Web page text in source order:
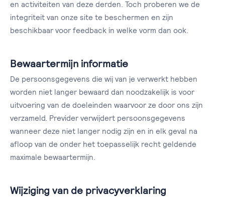
en activiteiten van deze derden. Toch proberen we de
integriteit van onze site te beschermen en zijn
beschikbaar voor feedback in welke vorm dan ook.
Bewaartermijn informatie
De persoonsgegevens die wij van je verwerkt hebben
worden niet langer bewaard dan noodzakelijk is voor
uitvoering van de doeleinden waarvoor ze door ons zijn
verzameld. Previder verwijdert persoonsgegevens
wanneer deze niet langer nodig zijn en in elk geval na
afloop van de onder het toepasselijk recht geldende
maximale bewaartermijn.
Wijziging van de privacyverklaring